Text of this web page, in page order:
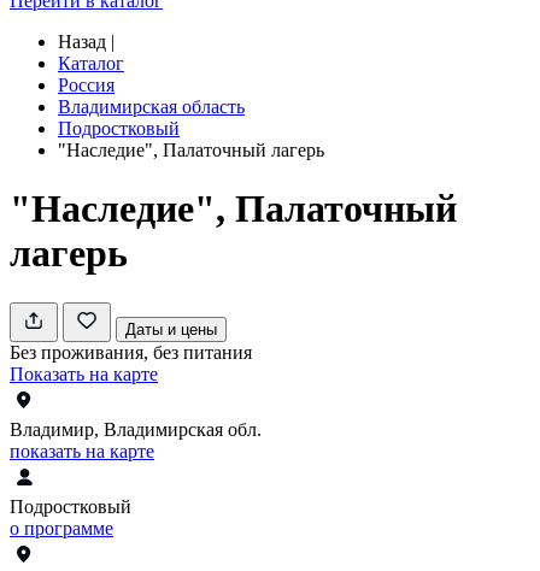
Назад |
Каталог
Россия
Владимирская область
Подростковый
"Наследие", Палаточный лагерь
"Наследие", Палаточный
лагерь
Даты и цены
Без проживания, без питания
Показать на карте
Владимир, Владимирская обл.
показать на карте
Подростковый
о программе